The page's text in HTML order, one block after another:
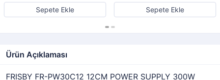
Sepete Ekle Sepete Ekle
Ürün Açıklaması
FRISBY FR-PW30C12 12CM POWER SUPPLY 300W